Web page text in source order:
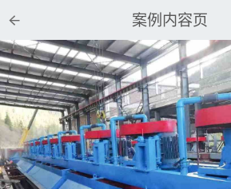
 案例内容页